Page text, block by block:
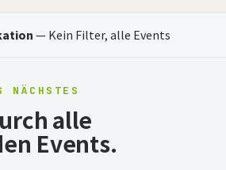
— Kein Filter, alle Events
NÄCHSTES
alle
Events.